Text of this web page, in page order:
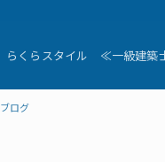
らくらスタイル ≪一級建
ブログ